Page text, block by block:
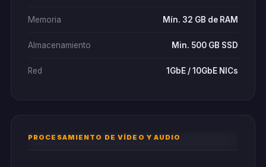
Memoria Mín. 32 GB de RAM
Almacenamiento Min. 500 GB SSD
Red 1GbE / 10GbE NICs
PROCESAMIENTO DE VÍDEO Y AUDIO